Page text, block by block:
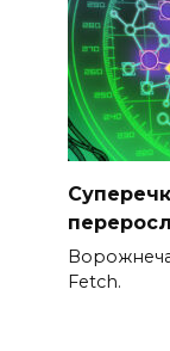
Fetch.